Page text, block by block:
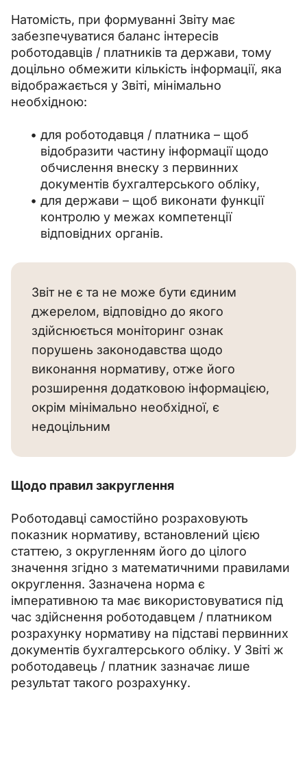
Натомість, при формуванні Звіту має
забезпечуватися баланс інтересів
роботодавців / платників та держави, тому
доцільно обмежити кількість інформації, яка
відображається у Звіті, мінімально
необхідною:
для роботодавця / платника – щоб
відобразити частину інформації щодо
обчислення внеску з первинних
документів бухгалтерського обліку,
для держави – щоб виконати функції
контролю у межах компетенції
відповідних органів.
Звіт не є та не може бути єдиним
джерелом, відповідно до якого
здійснюється моніторинг ознак
порушень законодавства щодо
виконання нормативу, отже його
розширення додатковою інформацією,
окрім мінімально необхідної, є
недоцільним
Щодо правил закруглення
Роботодавці самостійно розраховують
показник нормативу, встановлений цією
статтею, з округленням його до цілого
значення згідно з математичними правилами
округлення. Зазначена норма є
імперативною та має використовуватися під
час здійснення роботодавцем / платником
розрахунку нормативу на підставі первинних
документів бухгалтерського обліку. У Звіті ж
роботодавець / платник зазначає лише
результат такого розрахунку.